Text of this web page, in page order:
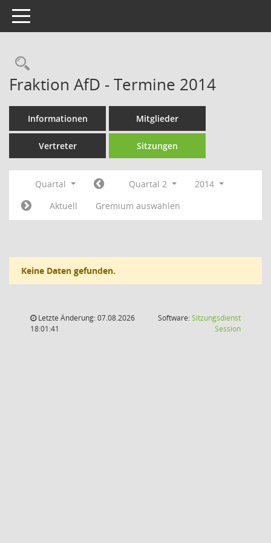
Toggle navigation
Rechercheauswahl
Fraktion AfD - Termine 2014
Informationen Mitglieder
Vertreter Sitzungen
Quartal Quartal 2
2014
Aktuell
Gremium auswählen
Keine Daten gefunden.
Letzte Änderung: 07.08.2026
18:01:41
Software:Sitzungsdienst
Session(Wird in